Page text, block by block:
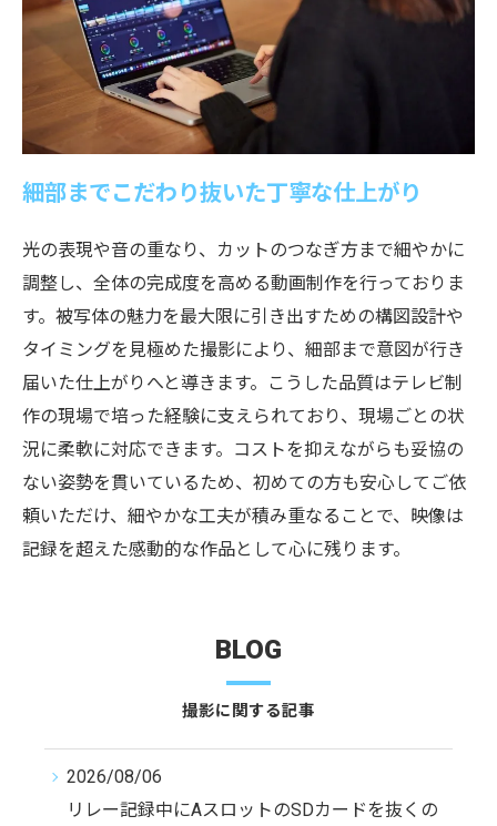
細部までこだわり抜いた丁寧な仕上がり
光の表現や音の重なり、カットのつなぎ方まで細やかに
調整し、全体の完成度を高める動画制作を行っておりま
す。被写体の魅力を最大限に引き出すための構図設計や
タイミングを見極めた撮影により、細部まで意図が行き
届いた仕上がりへと導きます。こうした品質はテレビ制
作の現場で培った経験に支えられており、現場ごとの状
況に柔軟に対応できます。コストを抑えながらも妥協の
ない姿勢を貫いているため、初めての方も安心してご依
頼いただけ、細やかな工夫が積み重なることで、映像は
記録を超えた感動的な作品として心に残ります。
撮影に関する記事
BLOG
2026/08/06
リレー記録中にAスロットのSDカードを抜くの